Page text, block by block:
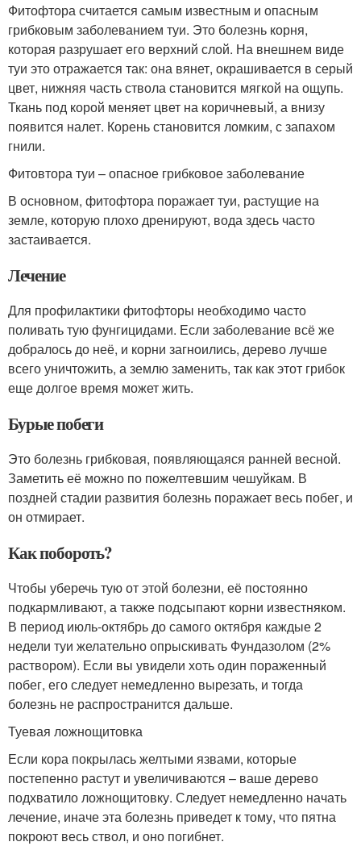
Фитофтора считается самым известным и опасным
грибковым заболеванием туи. Это болезнь корня,
которая разрушает его верхний слой. На внешнем виде
туи это отражается так: она вянет, окрашивается в серый
цвет, нижняя часть ствола становится мягкой на ощупь.
Ткань под корой меняет цвет на коричневый, а внизу
появится налет. Корень становится ломким, с запахом
гнили.
Фитовтора туи – опасное грибковое заболевание
В основном, фитофтора поражает туи, растущие на
земле, которую плохо дренируют, вода здесь часто
застаивается.
Лечение
Для профилактики фитофторы необходимо часто
поливать тую фунгицидами. Если заболевание всё же
добралось до неё, и корни загноились, дерево лучше
всего уничтожить, а землю заменить, так как этот грибок
еще долгое время может жить.
Бурые побеги
Это болезнь грибковая, появляющаяся ранней весной.
Заметить её можно по пожелтевшим чешуйкам. В
поздней стадии развития болезнь поражает весь побег, и
он отмирает.
Как побороть?
Чтобы уберечь тую от этой болезни, её постоянно
подкармливают, а также подсыпают корни известняком.
В период июль-октябрь до самого октября каждые 2
недели туи желательно опрыскивать Фундазолом (2%
раствором). Если вы увидели хоть один пораженный
побег, его следует немедленно вырезать, и тогда
болезнь не распространится дальше.
Туевая ложнощитовка
Если кора покрылась желтыми язвами, которые
постепенно растут и увеличиваются – ваше дерево
подхватило ложнощитовку. Следует немедленно начать
лечение, иначе эта болезнь приведет к тому, что пятна
покроют весь ствол, и оно погибнет.